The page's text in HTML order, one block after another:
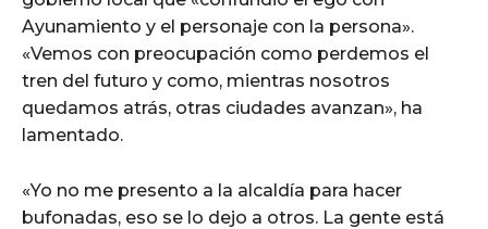
Ayunamiento y el personaje con la persona».
«Vemos con preocupación como perdemos el
tren del futuro y como, mientras nosotros
quedamos atrás, otras ciudades avanzan», ha
lamentado.
«Yo no me presento a la alcaldía para hacer
bufonadas, eso se lo dejo a otros. La gente está